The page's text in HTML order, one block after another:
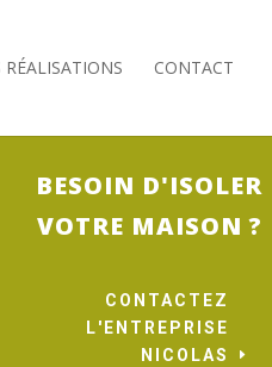
RÉALISATIONS CONTACT
BESOIN D'ISOLER
VOTRE MAISON ?
CONTACTEZ
L'ENTREPRISE
NICOLAS